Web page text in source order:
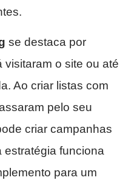
se destaca por
o site ou até
Ao criar listas com
pelo seu
criar campanhas
estratégia funciona
para um